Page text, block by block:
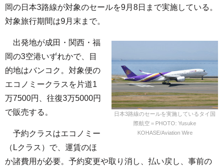
岡の日本3路線が対象のセールを9月8日まで実施している。
対象旅行期間は9月末まで。
日本3路線のセールを実施しているタイ国
際航空＝PHOTO: Yusuke
KOHASE/Aviation Wire
出発地が成田・関西・福
岡の3空港いずれかで、目
的地はバンコク。対象便の
エコノミークラスを片道1
万7500円、往復3万5000円
で販売する。
予約クラスはエコノミー
（Lクラス）で、運賃のほ
か諸費用が必要。予約変更や取り消し、払い戻し、事前の